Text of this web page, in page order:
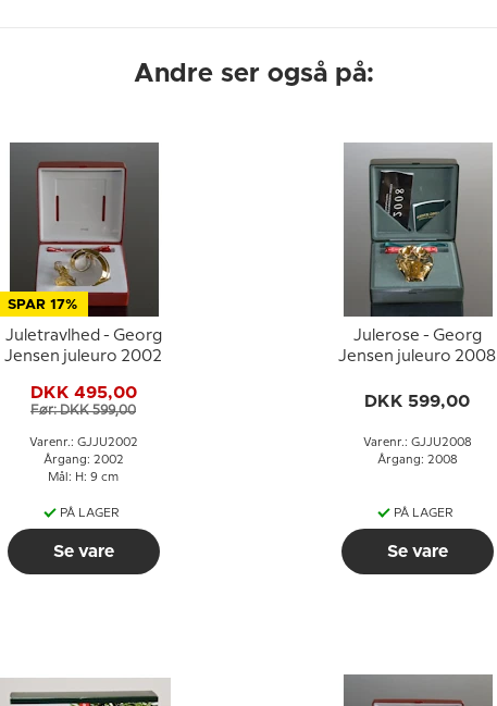
Andre ser også på:
SPAR 17%
Juletravlhed - Georg
Jensen juleuro 2002
DKK 495,00
Før: DKK 599,00
Varenr.: GJJU2002
Årgang: 2002
Mål: H: 9 cm
PÅ LAGER
Se vare
Julerose - Georg
Jensen juleuro 2008
DKK 599,00
Varenr.: GJJU2008
Årgang: 2008
PÅ LAGER
Se vare